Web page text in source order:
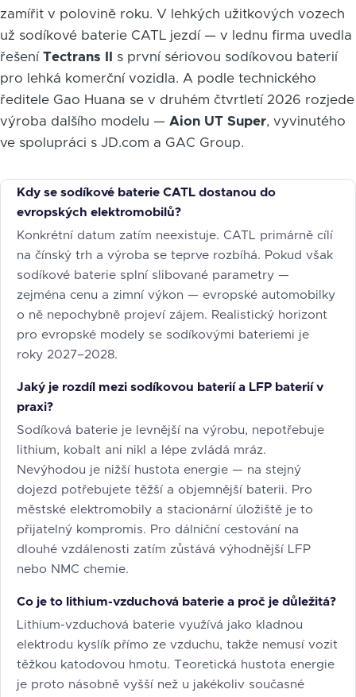
zamířit v polovině roku. V lehkých užitkových vozech
už sodíkové baterie CATL jezdí — v lednu firma uvedla
řešení Tectrans II
s první sériovou sodíkovou baterií
pro lehká komerční vozidla. A podle technického
ředitele Gao Huana se v druhém čtvrtletí 2026 rozjede
výroba dalšího modelu — Aion UT Super, vyvinutého
ve spolupráci s JD.com a GAC Group.
Kdy se sodíkové baterie CATL dostanou do
evropských elektromobilů?
Konkrétní datum zatím neexistuje. CATL primárně cílí
na čínský trh a výroba se teprve rozbíhá. Pokud však
sodíkové baterie splní slibované parametry —
zejména cenu a zimní výkon — evropské automobilky
o ně nepochybně projeví zájem. Realistický horizont
pro evropské modely se sodíkovými bateriemi je
roky 2027–2028.
Jaký je rozdíl mezi sodíkovou baterií a LFP baterií v
praxi?
Sodíková baterie je levnější na výrobu, nepotřebuje
lithium, kobalt ani nikl a lépe zvládá mráz.
Nevýhodou je nižší hustota energie — na stejný
dojezd potřebujete těžší a objemnější baterii. Pro
městské elektromobily a stacionární úložiště je to
přijatelný kompromis. Pro dálniční cestování na
dlouhé vzdálenosti zatím zůstává výhodnější LFP
nebo NMC chemie.
Co je to lithium-vzduchová baterie a proč je důležitá?
Lithium-vzduchová baterie využívá jako kladnou
elektrodu kyslík přímo ze vzduchu, takže nemusí vozit
těžkou katodovou hmotu. Teoretická hustota energie
je proto násobně vyšší než u jakékoliv současné